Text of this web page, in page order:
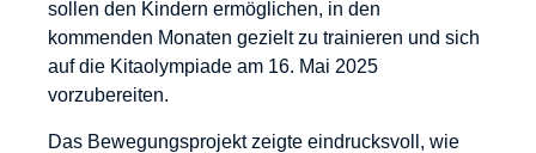
sollen den Kindern ermöglichen, in den
kommenden Monaten gezielt zu trainieren und sich
auf die Kitaolympiade am 16. Mai 2025
vorzubereiten.
Das Bewegungsprojekt zeigte eindrucksvoll, wie